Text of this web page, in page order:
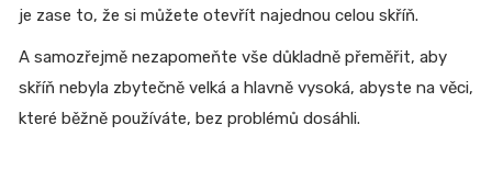
je zase to, že si můžete otevřít najednou celou skříň.
A samozřejmě nezapomeňte vše důkladně přeměřit, aby
skříň nebyla zbytečně velká a hlavně vysoká, abyste na věci,
které běžně používáte, bez problémů dosáhli.